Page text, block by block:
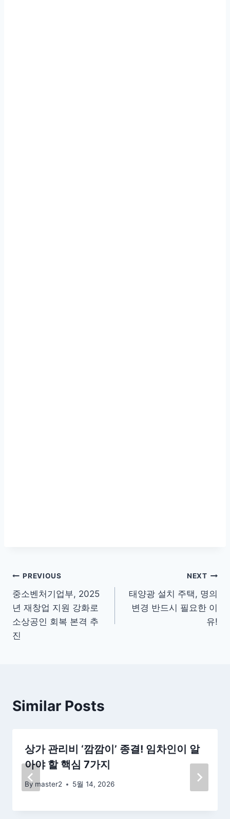
글
탐
색
PREVIOUS
중소벤처기업부, 2025
년 재창업 지원 강화로
소상공인 회복 본격 추
진
NEXT
태양광 설치 주택, 명의
변경 반드시 필요한 이
유!
Similar Posts
상가 관리비 ‘깜깜이’ 종결! 임차인이 알
아야 할 핵심 7가지
By master2 5월 14, 2026